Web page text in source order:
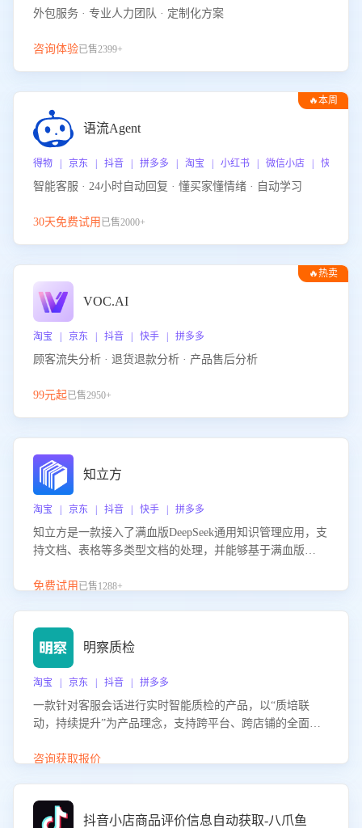
外包服务 · 专业人力团队 · 定制化方案
咨询体验已售2399+
🔥本周
语流Agent
得物 | 京东 | 抖音 | 拼多多 | 淘宝 | 小红书 | 微信小店 | 快手 |
智能客服 · 24小时自动回复 · 懂买家懂情绪 · 自动学习
30天免费试用 已售2000+
🔥热卖
VOC.AI
淘宝 | 京东 | 抖音 | 快手 | 拼多多
顾客流失分析 · 退货退款分析 · 产品售后分析
99元起已售2950+
知立方
淘宝 | 京东 | 抖音 | 快手 | 拼多多
知立方是一款接入了满血版DeepSeek通用知识管理应用，支
持文档、表格等多类型文档的处理，并能够基于满血版
识支持，帮助用户高效管理和利用知识资源。通过该产品，
免费试用 已售1288+
明察质检
淘宝 | 京东 | 抖音 | 拼多多
一款针对客服会话进行实时智能质检的产品，以“质培联
动，持续提升”为产品理念，支持跨平台、跨店铺的全面、
升客服团队的销服能力。
咨询获取报价
抖音小店商品评价信息自动获取-八爪鱼